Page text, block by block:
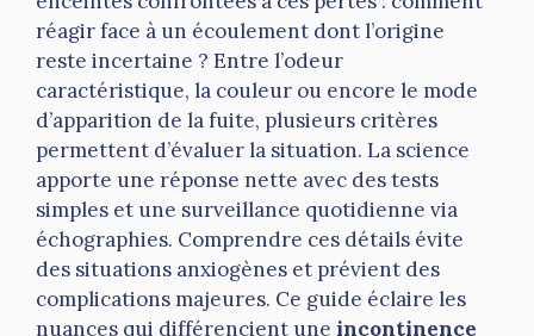
réagir face à un écoulement dont l’origine
reste incertaine ? Entre l’odeur
caractéristique, la couleur ou encore le mode
d’apparition de la fuite, plusieurs critères
permettent d’évaluer la situation. La science
apporte une réponse nette avec des tests
simples et une surveillance quotidienne via
échographies. Comprendre ces détails évite
des situations anxiogènes et prévient des
complications majeures. Ce guide éclaire les
nuances qui différencient une incontinence